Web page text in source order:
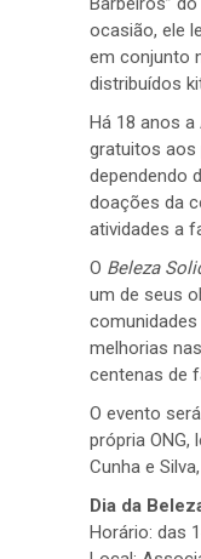
ocasião, ele
em conjunto
distribuídos
Há 18 anos
gratuitos aos
dependendo
doações da
atividades a
O Beleza
um de seus
melhorias
centenas de
O evento
própria ONG,
Cunha e
Dia da
Horário: das